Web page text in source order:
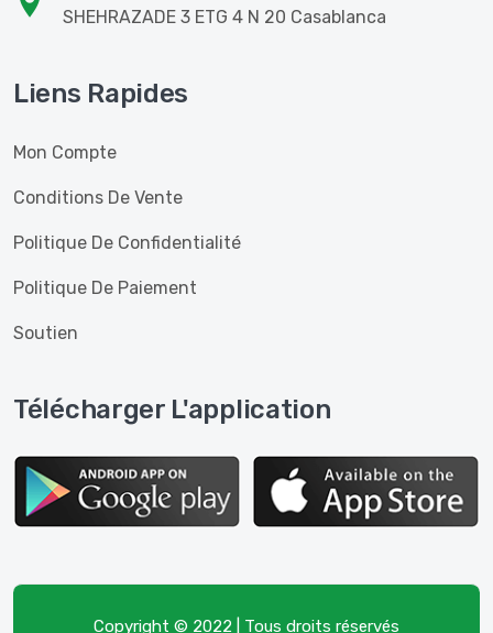
SHEHRAZADE 3 ETG 4 N 20 Casablanca
Liens Rapides
Mon Compte
Conditions De Vente
Politique De Confidentialité
Politique De Paiement
Soutien
Télécharger L'application
Copyright © 2022 | Tous droits réservés